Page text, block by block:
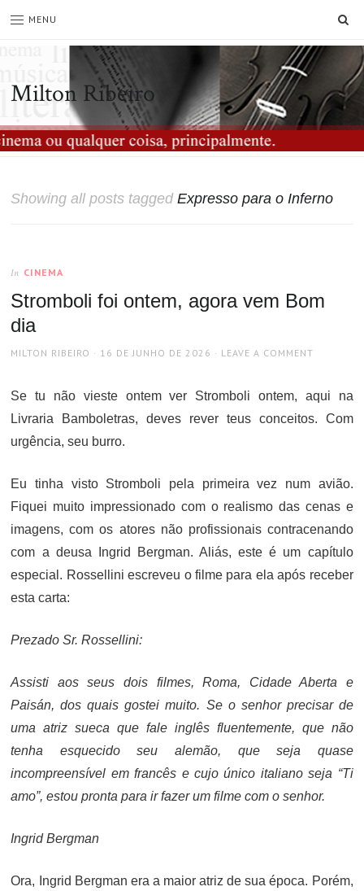
MENU
Milton Ribeiro
Showing all posts taggedExpresso para o Inferno
In CINEMA
Stromboli foi ontem, agora vem Bom
dia
AUTHOR
MILTON RIBEIRO
POSTED
16 DE JUNHO DE 2026 LEAVE A COMMENT
Se tu não vieste ontem ver Stromboli ontem, aqui na
Livraria Bamboletras, deves rever teus conceitos. Com
urgência, seu burro.
Eu tinha visto Stromboli pela primeira vez num avião.
Fiquei muito impressionado com o realismo das cenas e
imagens, com os atores não profissionais contracenando
com a deusa Ingrid Bergman. Aliás, este é um capítulo
especial. Rossellini escreveu o filme para ela após receber
esta carta:
Prezado Sr. Rossellini:
Assisti aos seus dois filmes, Roma, Cidade Aberta e
Paisán, dos quais gostei muito. Se o senhor precisar de
uma atriz sueca que fale inglês fluentemente, que não
tenha esquecido seu alemão, que seja quase
incompreensível em francês e cujo único italiano seja “Ti
amo”, estou pronta para ir fazer um filme com o senhor.
Ingrid Bergman
Ora, Ingrid Bergman era a maior atriz de sua época. Porém,